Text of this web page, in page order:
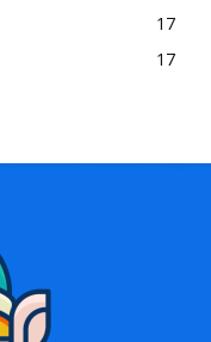
17
17